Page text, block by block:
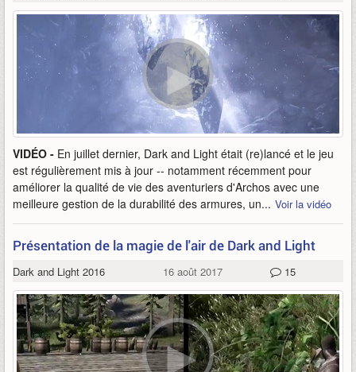
VIDÉO - En juillet dernier, Dark and Light était (re)lancé et le jeu
est régulièrement mis à jour -- notamment récemment pour
améliorer la qualité de vie des aventuriers d'Archos avec une
meilleure gestion de la durabilité des armures, un... Voir la vidéo
Présentation de la magie de l'air de Dark and Light
Dark and Light 2016 16 août 2017 15